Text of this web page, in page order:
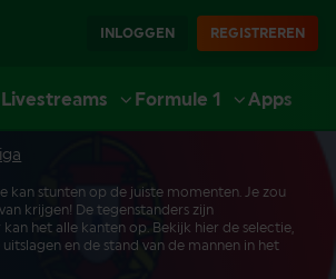
INLOGGEN REGISTREREN
Livestreams Formule 1 Apps
kan stunten op de juiste momenten. Je zou
krijgen! De tegenstanders zijn
kan het alle kanten op. Bekijk hier de selectie,
en de stand van de mannen in het